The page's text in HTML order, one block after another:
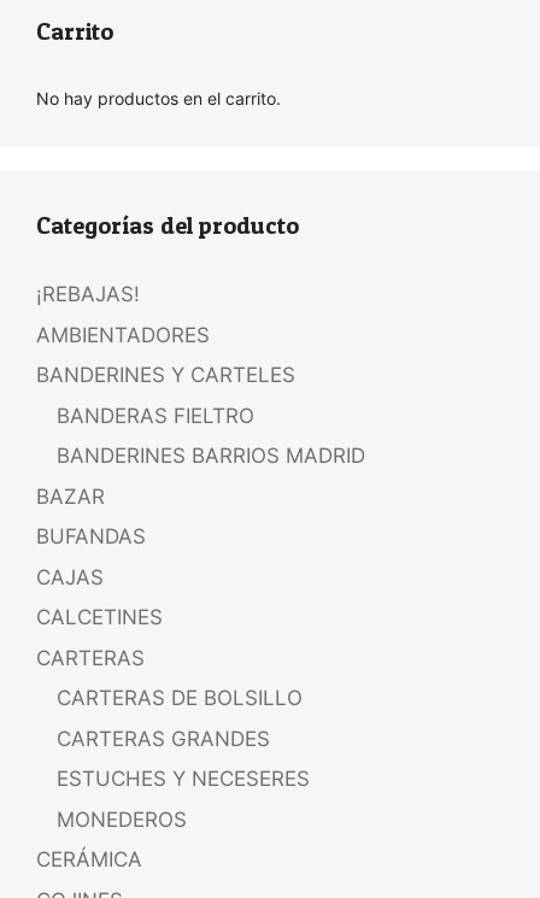
Carrito
No hay productos en el carrito.
Categorías del producto
¡REBAJAS!
AMBIENTADORES
BANDERINES Y CARTELES
BANDERAS FIELTRO
BANDERINES BARRIOS MADRID
BAZAR
BUFANDAS
CAJAS
CALCETINES
CARTERAS
CARTERAS DE BOLSILLO
CARTERAS GRANDES
ESTUCHES Y NECESERES
MONEDEROS
CERÁMICA